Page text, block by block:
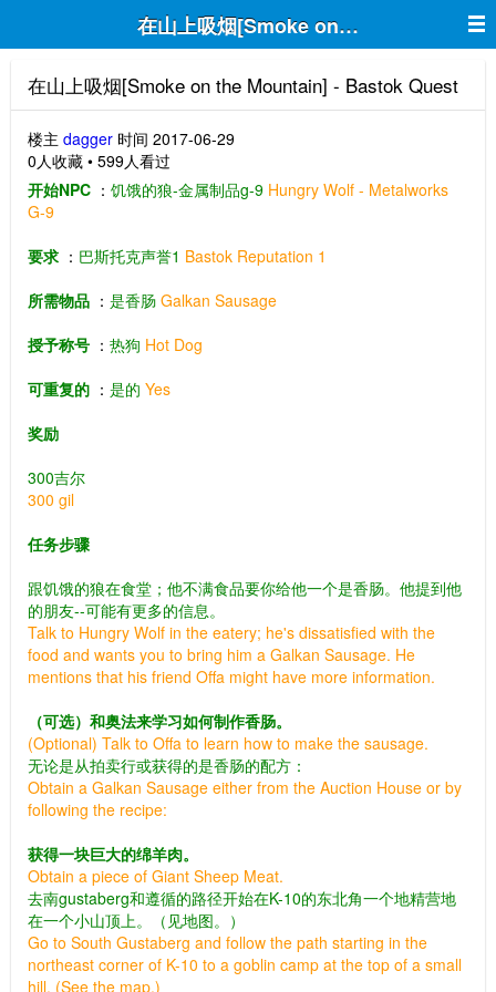
在山上吸烟[Smoke on the Mountain]
在山上吸烟[Smoke on the Mountain] - Bastok Quest
楼主 dagger 时间 2017-06-29
0人收藏 • 599人看过
开始NPC ： 饥饿的狼-金属制品g-9 Hungry Wolf - Metalworks
G-9
要求 ： 巴斯托克声誉1 Bastok Reputation 1
所需物品 ： 是香肠 Galkan Sausage
授予称号 ： 热狗 Hot Dog
可重复的 ： 是的 Yes
奖励
300吉尔
300 gil
任务步骤
跟饥饿的狼在食堂；他不满食品要你给他一个是香肠。他提到他
的朋友--可能有更多的信息。
Talk to Hungry Wolf in the eatery; he's dissatisfied with the
food and wants you to bring him a Galkan Sausage. He
mentions that his friend Offa might have more information.
（可选）和奥法来学习如何制作香肠。
(Optional) Talk to Offa to learn how to make the sausage.
无论是从拍卖行或获得的是香肠的配方：
Obtain a Galkan Sausage either from the Auction House or by
following the recipe:
获得一块巨大的绵羊肉。
Obtain a piece of Giant Sheep Meat.
去南gustaberg和遵循的路径开始在K-10的东北角一个地精营地
在一个小山顶上。（见地图。）
Go to South Gustaberg and follow the path starting in the
northeast corner of K-10 to a goblin camp at the top of a small
hill. (See the map.)